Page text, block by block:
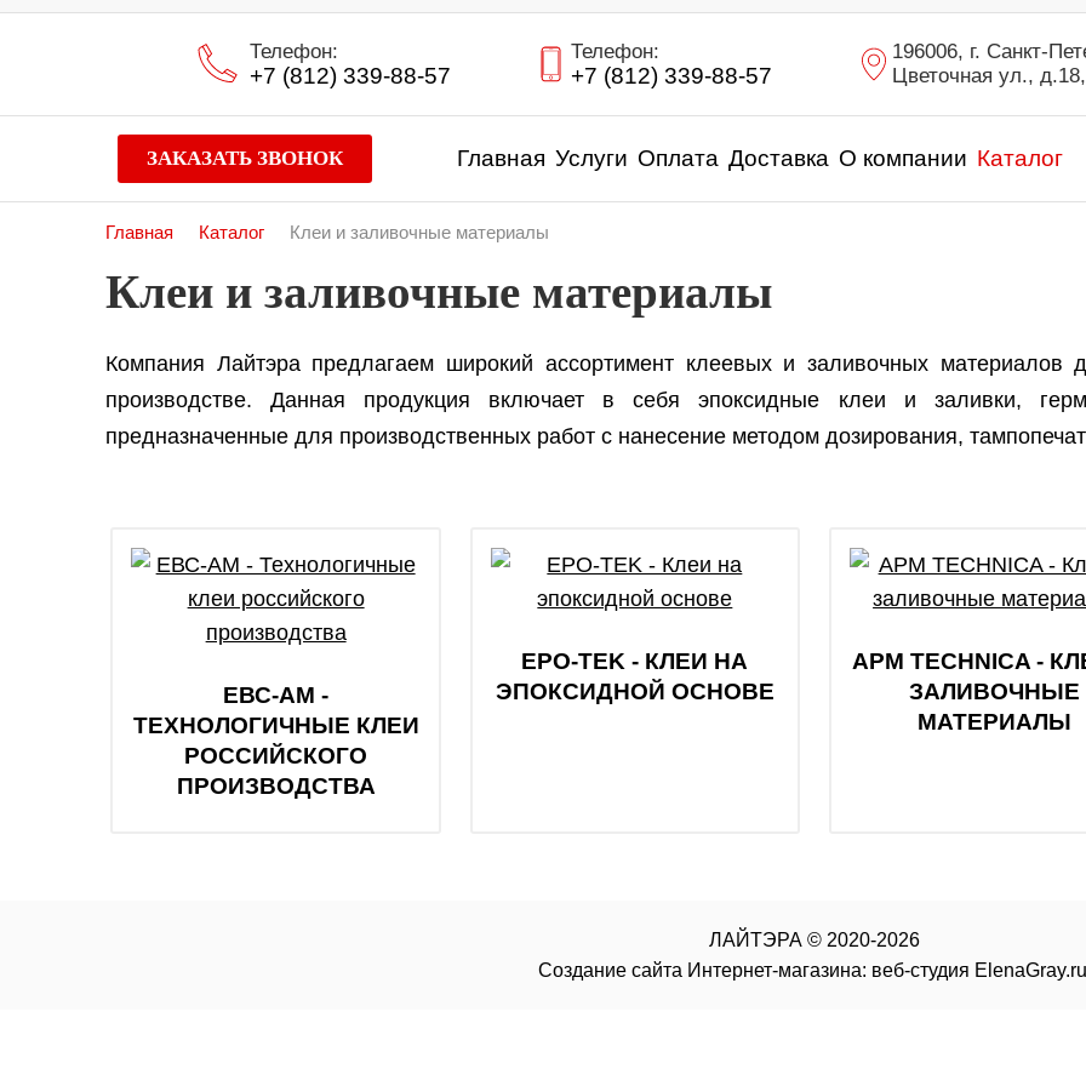
Телефон:
+7 (812) 339-88-57
Телефон:
+7 (812) 339-88-57
196006, г. Санкт-
Цветочная ул.,
ЗАКАЗАТЬ ЗВОНОК Главная Услуги Оплата Доставка О компании Каталог
Главная Каталог Клеи и заливочные материалы
Клеи и заливочные материалы
Компания Лайтэра предлагаем широкий ассортимент клеевых и заливочных
производстве. Данная продукция включает в себя эпоксидные клеи и заливки,
предназначенные для производственных работ с нанесение методом дозирования,
ЕВС-АМ -
ТЕХНОЛОГИЧНЫЕ КЛЕИ
РОССИЙСКОГО
ПРОИЗВОДСТВА
EPO-TEK - КЛЕИ НА
ЭПОКСИДНОЙ ОСНОВЕ
APM TECHNICA -
ЗАЛИВОЧНЫЕ
МАТЕРИАЛЫ
ЛАЙТЭРА © 2020-2026
Создание сайта Интернет-магазина: веб-студия